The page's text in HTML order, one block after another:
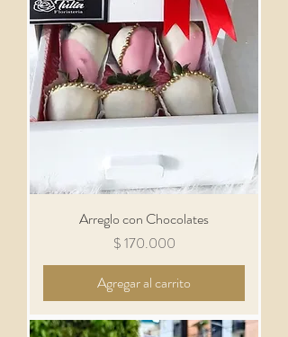
Arreglo con Chocolates
Precio
$ 170.000
Agregar al carrito